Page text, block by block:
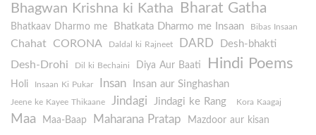
Bhagwan Krishna ki Katha Bharat Gatha
Bhatkaav Dharmo me Bhatkata Dharmo me Insaan Bibas Insaan
Chahat CORONA Daldal ki Rajneet DARD Desh-bhakti
Desh-Drohi Dil ki Bechaini Diya Aur Baati Hindi Poems
Holi Insaan Ki Pukar Insan Insan aur Singhashan
Jeene ke Kayee Thikaane Jindagi Jindagi ke Rang Kora Kaagaj
Maa Maa-Baap Maharana Pratap Mazdoor aur kisan